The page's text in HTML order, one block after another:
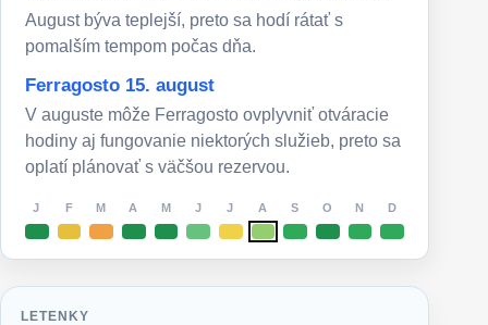
August býva teplejší, preto sa hodí rátať s
pomalším tempom počas dňa.
Ferragosto 15. august
V auguste môže Ferragosto ovplyvniť otváracie
hodiny aj fungovanie niektorých služieb, preto sa
oplatí plánovať s väčšou rezervou.
J F M A M J J A S O N D
LETENKY